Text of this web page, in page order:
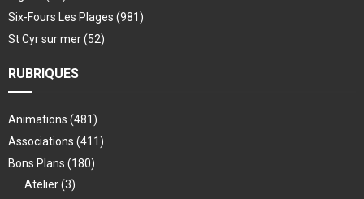
Six-Fours Les Plages (981)
St Cyr sur mer(52)
RUBRIQUES
Animations (481)
Associations (411)
Bons Plans (180)
Atelier(3)